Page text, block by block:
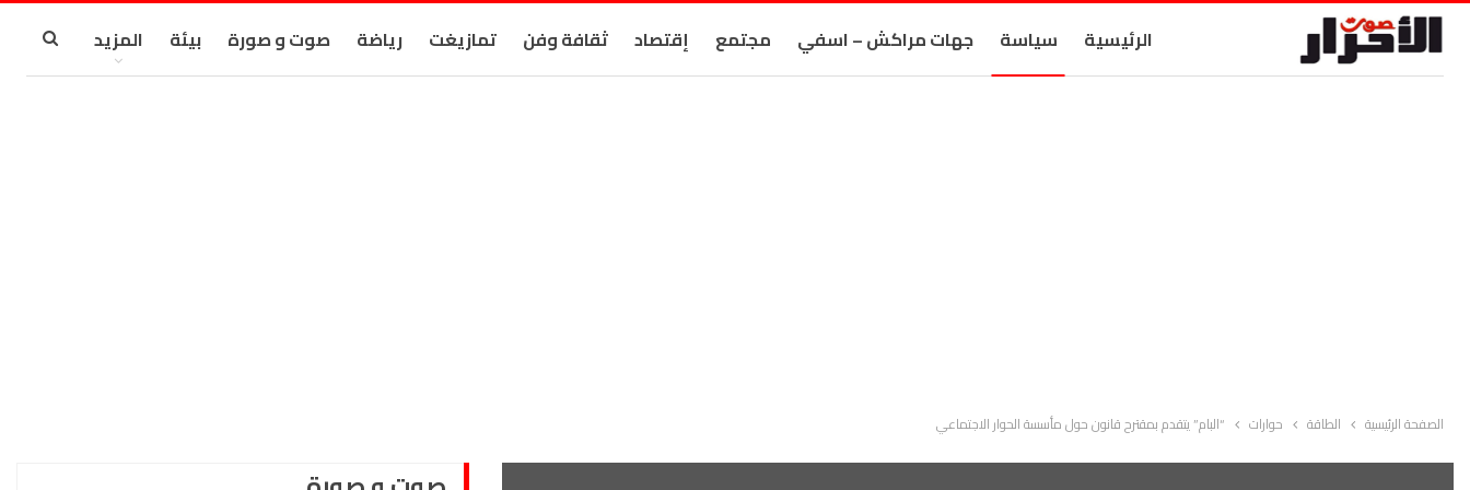
الرئيسية سياسة جهات مراكش – اسفي مجتمع إقتصاد ثقافة وفن تمازيغت رياضة صوت و صورة بيئة المزيد
الصفحة الرئيسية الطاقة حوارات “البام” يتقدم بمقترح قانون حول مأسسة الحوار الاجتماعي